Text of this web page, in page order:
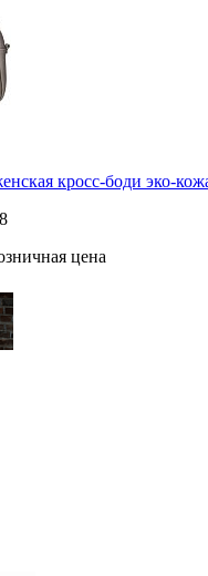
кросс-боди эко-
цена